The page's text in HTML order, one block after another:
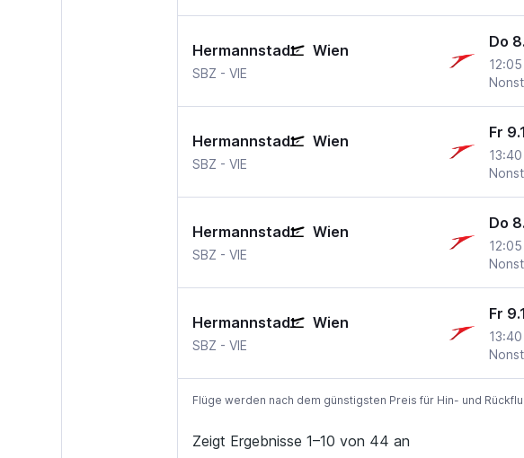
Hermannstadt Wien
SBZ Hermannstadt Sibiu
- VIE
Do
12:05
Hermannstadt Wien
SBZ Hermannstadt Sibiu
- VIE
Fr
13:40
Hermannstadt Wien
SBZ Hermannstadt Sibiu
- VIE
Do
12:05
Hermannstadt Wien
SBZ Hermannstadt Sibiu
- VIE
Fr
13:40
Flüge werden nach dem günstigsten Preis für Hin- und
Zeigt Ergebnisse 1–10 von 44 an